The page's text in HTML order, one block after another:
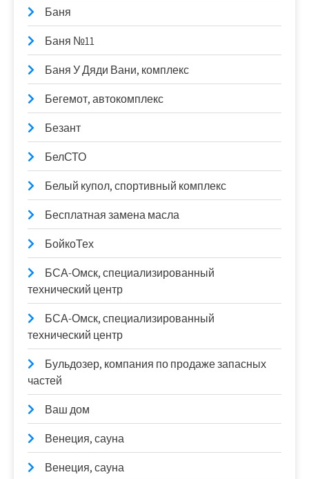
Баня
Баня №11
Баня У Дяди Вани, комплекс
Бегемот, автокомплекс
Безант
БелСТО
Белый купол, спортивный комплекс
Бесплатная замена масла
БойкоТех
БСА-Омск, специализированный
технический центр
БСА-Омск, специализированный
технический центр
Бульдозер, компания по продаже запасных
частей
Ваш дом
Венеция, сауна
Венеция, сауна